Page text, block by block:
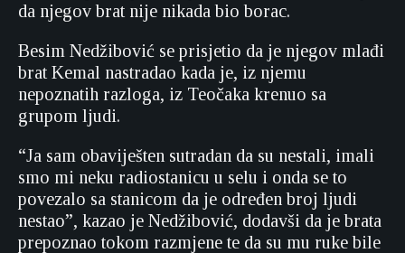
da njegov brat nije nikada bio borac.
Besim Nedžibović se prisjetio da je njegov mlađi
brat Kemal nastradao kada je, iz njemu
nepoznatih razloga, iz Teočaka krenuo sa
grupom ljudi.
“Ja sam obaviješten sutradan da su nestali, imali
smo mi neku radiostanicu u selu i onda se to
povezalo sa stanicom da je određen broj ljudi
nestao”, kazao je Nedžibović, dodavši da je brata
prepoznao tokom razmjene te da su mu ruke bile